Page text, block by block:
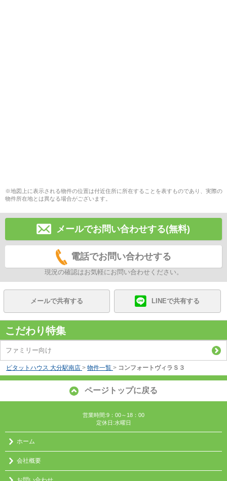
※地図上に表示される物件の位置は付近住所に所在することを表すものであり、実際の
物件所在地とは異なる場合がございます。
メールでお問い合わせする(無料)
電話でお問い合わせする
現況の確認はお気軽にお問い合わせください。
メールで共有する LINEで共有する
こだわり特集
ファミリー向け
ピタットハウス 大分駅南店 > 物件一覧 > コンフォートヴィラＳ３
ページトップに戻る
営業時間:9：00～18：00
定休日:水曜日
ホーム
会社概要